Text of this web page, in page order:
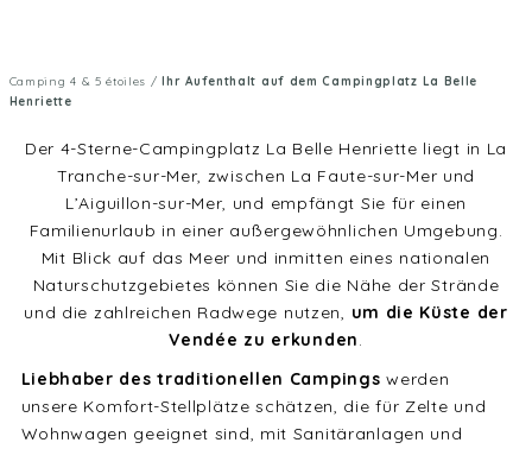
Camping 4 & 5 étoiles /Ihr Aufenthalt auf dem Campingplatz La Belle
Henriette
Der 4-Sterne-Campingplatz La Belle Henriette liegt in La
Tranche-sur-Mer, zwischen La Faute-sur-Mer und
L’Aiguillon-sur-Mer, und empfängt Sie für einen
Familienurlaub in einer außergewöhnlichen Umgebung.
Mit Blick auf das Meer und inmitten eines nationalen
Naturschutzgebietes können Sie die Nähe der Strände
und die zahlreichen Radwege nutzen, um die Küste der
Vendée zu erkunden.
Liebhaber des traditionellen Campingswerden
unsere Komfort-Stellplätze schätzen, die für Zelte und
Wohnwagen geeignet sind, mit Sanitäranlagen und